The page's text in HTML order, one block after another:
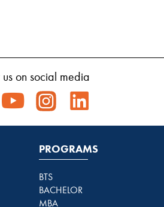
us on social media
PROGRAMS
BTS
BACHELOR
MBA